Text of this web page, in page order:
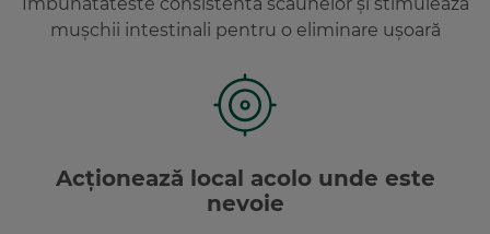
Imbunatateste consistenta scaunelor și stimulează
mușchii intestinali pentru o eliminare ușoară
Acționează local acolo unde este
nevoie